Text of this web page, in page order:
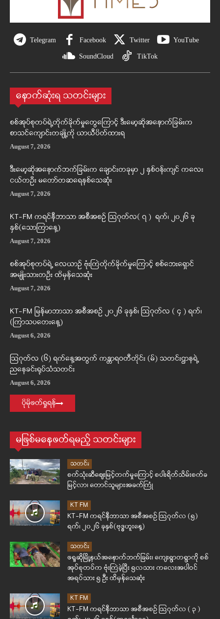
Telegram Facebook Twitter YouTube
SoundCloud TikTok
နောက်ဆုံးရ သတင်းများ
စစ်အုပ်စုတပ်ရဲ့တိုက်ခိုက်မှုတွေကြောင့် ဒီးမော့ဆိုအနောက်ခြမ်းက
စာသင်ကျောင်းတချို့ကို ယာယီပိတ်ထားရ
August 7, 2026
ဒီးမော့ဆိုအနောက်ဘက်ခြမ်းက ချောင်းတခုမှာ ၂ နှစ်ဝန်းကျင် ကလေး
ငယ်တဦး မတော်တဆရေနစ်သေဆုံး
August 7, 2026
KT-FM ကရင်နီဘာသာ အစီအစဉ် ဩဂုတ်လ( ၇ ) ရက်၊ ၂၀၂၆ ခု
နှစ်(သောကြာနေ့)
August 7, 2026
စစ်အုပ်စုတပ်ရဲ့ လေယာဉ် ဗုံးကြဲတိုက်ခိုက်မှုကြောင့် စစ်ဘေးရှောင်
အမျိုးသားတဦး ထိမှန်သေဆုံး
August 7, 2026
KT-FM မြန်မာဘာသာ အစီအစဉ် ၂၀၂၆ ခုနှစ်၊ ဩဂုတ်လ ( ၄ ) ရက်၊
(ကြာသပတေးနေ့)
August 6, 2026
ဩဂုတ်လ (၆) ရက်နေ့အတွက် ကန္တာရဝတီတိုင်း (မ်) သတင်းဌာနရဲ့
ညနေခင်းရုပ်သံသတင်း
August 6, 2026
ပိုမိုဖတ်ရှုရန်
မဖြစ်မနေဖတ်ရမည့် သတင်းများ
သတင်း
စက်သုံးဆီဈေးမြင့်တက်မှုကြောင့် စပါးရိတ်သိမ်းစက်ခ
မြင့်လာ၊ တောင်သူများအခက်ကြုံ
KT FM
KT-FM ကရင်နီဘာသာ အစီအစဉ် ဩဂုတ်လ (၅)
ရက်၊ ၂၀၂၆ ခုနှစ်(ဗုဒ္ဓဟူးနေ့)
သတင်း
ဖရူဆိုမြို့နယ်အနောက်ဘက်ခြမ်း၊ ကျေးရွာတရွာကို စစ်
အုပ်စုတပ်က ဗုံးကြဲခဲ့ပြီး ၅လသား ကလေးအပါဝင်
အရပ်သား ၅ ဦး ထိမှန်သေဆုံး
KT FM
KT-FM ကရင်နီဘာသာ အစီအစဉ် ဩဂုတ်လ ( ၃ )